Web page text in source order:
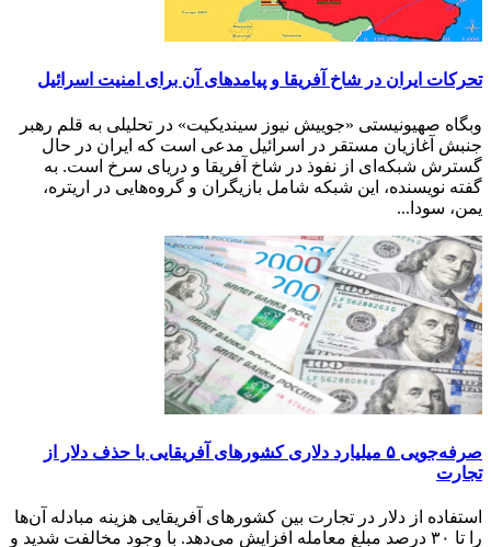
تحرکات ایران در شاخ آفریقا و پیامدهای آن برای امنیت اسرائیل
وبگاه صهیونیستی «جوییش نیوز سیندیکیت» در تحلیلی به قلم رهبر
جنبش آغازیان مستقر در اسرائیل مدعی است که ایران در حال
گسترش شبکه‌ای از نفوذ در شاخ آفریقا و دریای سرخ است. به
گفته نویسنده، این شبکه شامل بازیگران و گروه‌هایی در اریتره،
یمن، سودا...
صرفه‌جویی ۵ میلیارد دلاری کشورهای آفریقایی با حذف دلار از
تجارت
استفاده از دلار در تجارت بین کشورهای آفریقایی هزینه مبادله آن‌ها
را تا ۳۰ درصد مبلغ معامله افزایش می‌دهد. با وجود مخالفت شدید و